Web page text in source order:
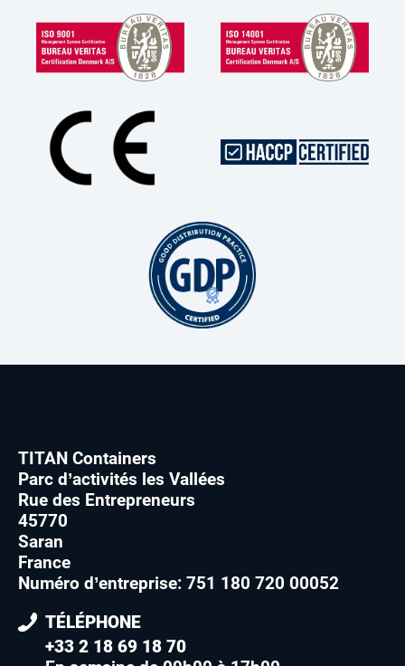
TITAN Containers
Parc d’activités les Vallées
Rue des Entrepreneurs
45770
Saran
France
Numéro d’entreprise: 751 180 720 00052
TÉLÉPHONE
+33 2 18 69 18 70